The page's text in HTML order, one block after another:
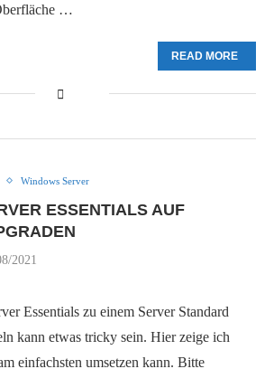
…
READ MORE
Windows Server
ESSENTIALS AUF
2021
Essentials zu einem Server Standard
kann etwas tricky sein. Hier zeige ich
einfachsten umsetzen kann. Bitte